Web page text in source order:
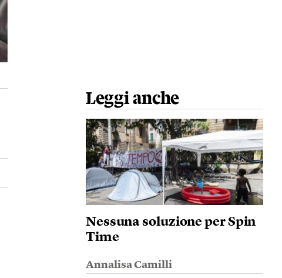
Leggi anche
Nessuna soluzione per Spin
Time
Annalisa Camilli